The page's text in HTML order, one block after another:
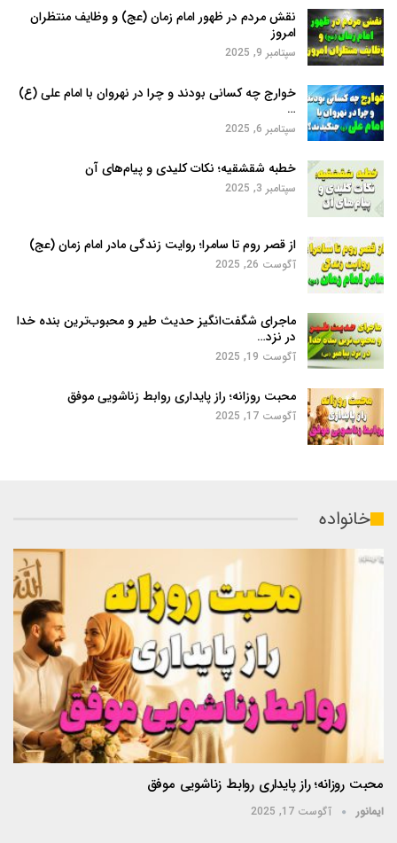
نقش مردم در ظهور امام زمان (عج) و وظایف منتظران
امروز
سپتامبر 9, 2025
خوارج چه کسانی بودند و چرا در نهروان با امام علی (ع)
…
سپتامبر 6, 2025
خطبه شقشقیه؛ نکات کلیدی و پیام‌های آن
سپتامبر 3, 2025
از قصر روم تا سامرا؛ روایت زندگی مادر امام زمان (عج)
آگوست 26, 2025
ماجرای شگفت‌انگیز حدیث طیر و محبوب‌ترین بنده خدا
در نزد…
آگوست 19, 2025
محبت روزانه؛ راز پایداری روابط زناشویی موفق
آگوست 17, 2025
خانواده
محبت روزانه؛ راز پایداری روابط زناشویی موفق
ایمانور آگوست 17, 2025